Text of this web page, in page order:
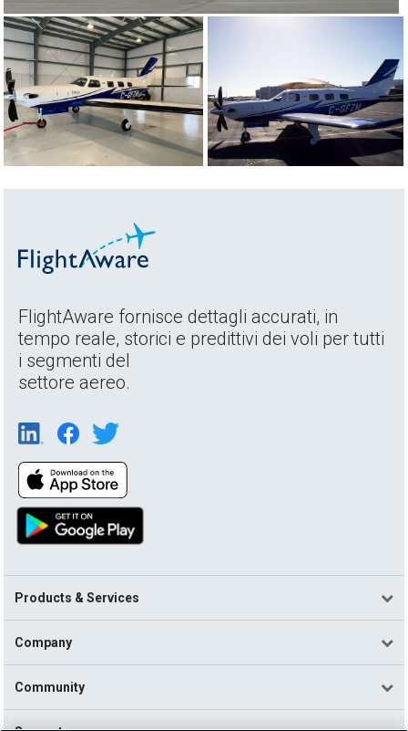
FlightAware fornisce dettagli accurati, in
tempo reale, storici e predittivi dei voli per tutti
i segmenti del
settore aereo.
Products & Services
Company
Community